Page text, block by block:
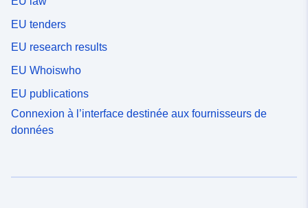
EU tenders
EU research results
EU Whoiswho
EU publications
Connexion à l’interface destinée aux fournisseurs de
données